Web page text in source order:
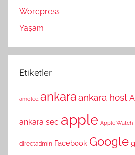
Wordpress
Yaşam
Etiketler
amoled ankara ankara host
ankara seo apple Apple Watch
directadmin Facebook Google